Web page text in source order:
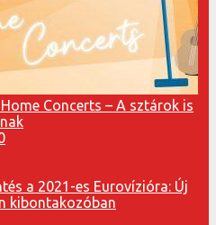
Concerts – A sztárok is
a 2021-es Eurovízióra: Új
kibontakozóban